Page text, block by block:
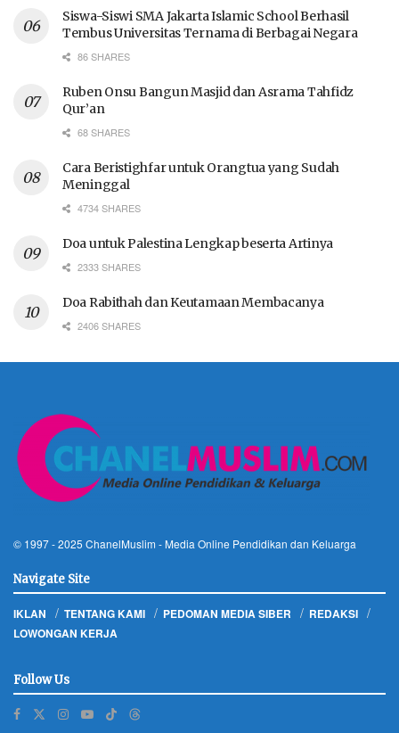
Siswa-Siswi SMA Jakarta Islamic School Berhasil
Tembus Universitas Ternama di Berbagai Negara
86 SHARES
Ruben Onsu Bangun Masjid dan Asrama Tahfidz
Qur’an
68 SHARES
Cara Beristighfar untuk Orangtua yang Sudah
Meninggal
4734 SHARES
Doa untuk Palestina Lengkap beserta Artinya
2333 SHARES
Doa Rabithah dan Keutamaan Membacanya
2406 SHARES
© 1997 - 2025 ChanelMuslim - Media Online Pendidikan dan Keluarga
Navigate Site
IKLAN TENTANG KAMI PEDOMAN MEDIA SIBER
REDAKSI
LOWONGAN KERJA
Follow Us